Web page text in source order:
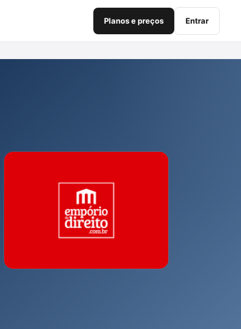
Planos e preços Entrar